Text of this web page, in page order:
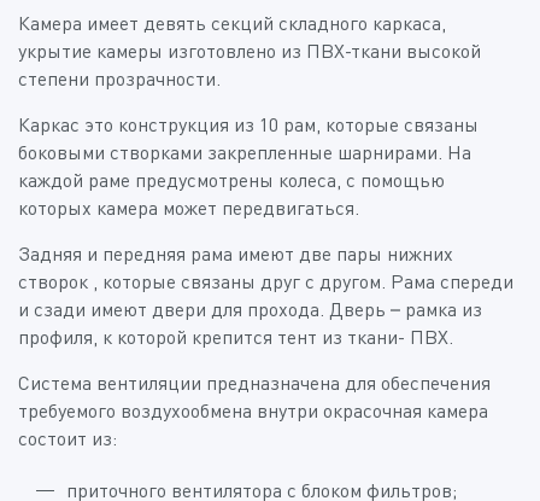
Камера имеет девять секций складного каркаса,
укрытие камеры изготовлено из ПВХ-ткани высокой
степени прозрачности.
Каркас это конструкция из 10 рам, которые связаны
боковыми створками закрепленные шарнирами. На
каждой раме предусмотрены колеса, с помощью
которых камера может передвигаться.
Задняя и передняя рама имеют две пары нижних
створок , которые связаны друг с другом. Рама спереди
и сзади имеют двери для прохода. Дверь – рамка из
профиля, к которой крепится тент из ткани- ПВХ.
Система вентиляции предназначена для обеспечения
требуемого воздухообмена внутри окрасочная камера
состоит из:
приточного вентилятора с блоком фильтров;